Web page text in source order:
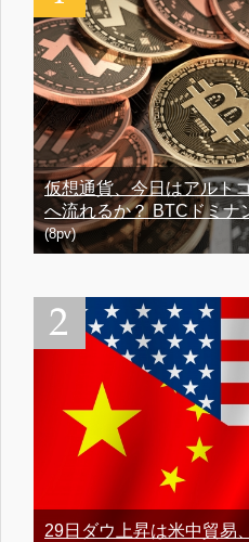
仮想通貨、今日はアルト
へ流れるか？ BTCドミナ
(8pv)
29日ダウ上昇は米中貿易